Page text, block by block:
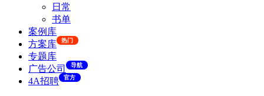
日常
书单
案例库
方案库
热门
专题库
广告公司
导航
4A招聘 官方